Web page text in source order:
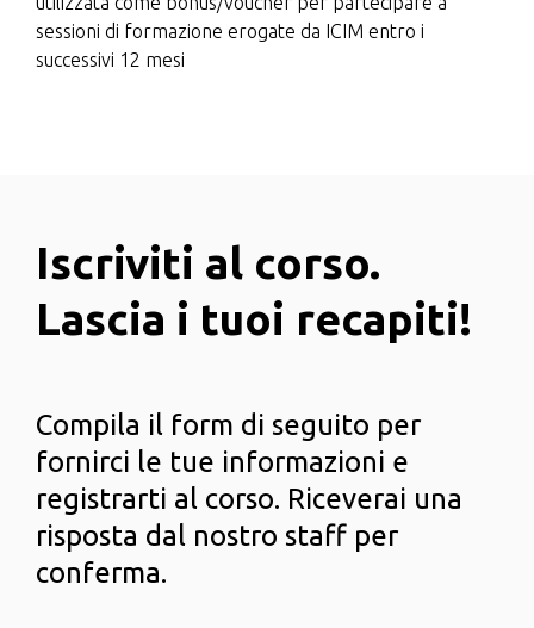
sessioni di formazione erogate da ICIM entro i
successivi 12 mesi
Iscriviti al corso.
Lascia i tuoi recapiti!
Compila il form di seguito per
fornirci le tue informazioni e
registrarti al corso. Riceverai una
risposta dal nostro staff per
conferma.